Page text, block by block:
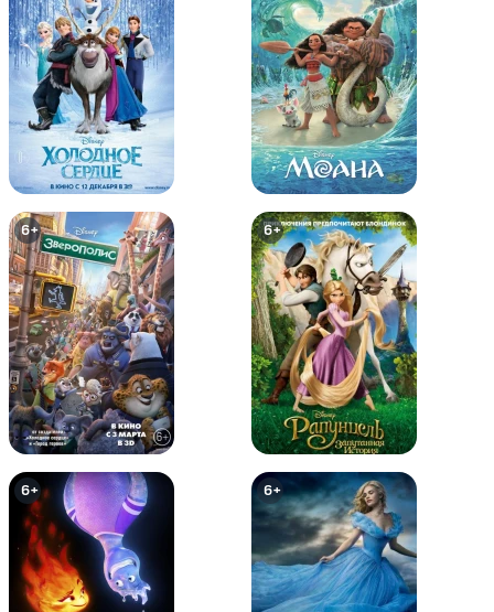
Супермен/Бэтмен: Апокалипсис Бэтмен: Под красным колпаком
16+
Бэтмен: Год первый
12+
Темный рыцарь: Возрождение
легенды. Часть 1 / Бэтмен:
Возвращение Темного рыцаря,
Часть 1
12+ 0+
6+ 6+
6+ 6+